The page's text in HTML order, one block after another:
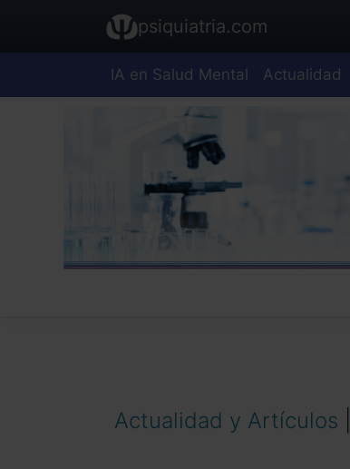
psiquiatria.com
IA en Salud Mental Actualidad
Actualidad y Artículos